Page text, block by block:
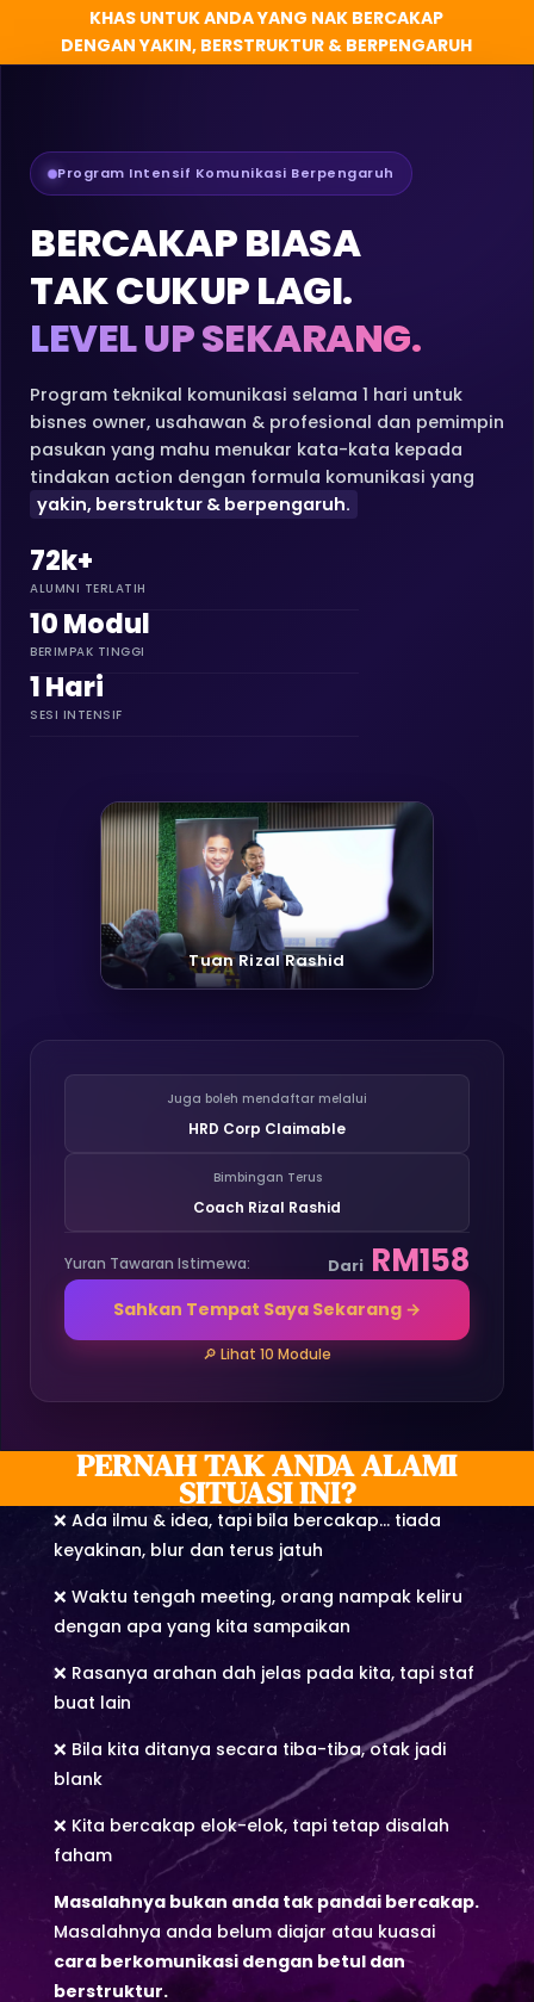
KHAS UNTUK ANDA YANG NAK BERCAKAP
DENGAN YAKIN, BERSTRUKTUR & BERPENGARUH
Program Intensif Komunikasi Berpengaruh
BERCAKAP BIASA
TAK CUKUP LAGI.
LEVEL UP SEKARANG.
Program teknikal komunikasi selama 1 hari untuk
bisnes owner, usahawan & profesional dan pemimpin
pasukan yang mahu menukar kata-kata kepada
tindakan action dengan formula komunikasi yang
yakin, berstruktur & berpengaruh.
72k+
ALUMNI TERLATIH
10 Modul
BERIMPAK TINGGI
1 Hari
SESI INTENSIF
Tuan Rizal Rashid
Juga boleh mendaftar melalui
HRD Corp Claimable
Bimbingan Terus
Coach Rizal Rashid
Yuran Tawaran Istimewa: Dari RM158
Sahkan Tempat Saya Sekarang →
🔎 Lihat 10 Module
PERNAH TAK ANDA ALAMI
SITUASI INI?
❌ Ada ilmu & idea, tapi bila bercakap… tiada
keyakinan, blur dan terus jatuh
❌ Waktu tengah meeting, orang nampak keliru
dengan apa yang kita sampaikan
❌ Rasanya arahan dah jelas pada kita, tapi staf
buat lain
❌ Bila kita ditanya secara tiba-tiba, otak jadi
blank
❌ Kita bercakap elok-elok, tapi tetap disalah
faham
Masalahnya bukan anda tak pandai bercakap.
Masalahnya anda belum diajar atau kuasai
cara berkomunikasi dengan betul dan
berstruktur.